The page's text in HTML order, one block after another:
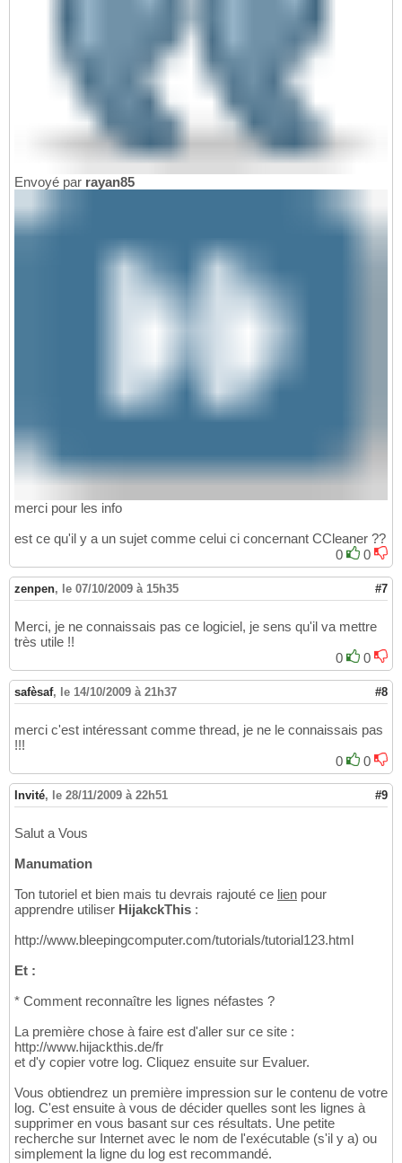
Envoyé par rayan85
merci pour les info
est ce qu'il y a un sujet comme celui ci concernant CCleaner ??
0
0
zenpen, le 07/10/2009 à 15h35 #7
Merci, je ne connaissais pas ce logiciel, je sens qu'il va mettre
très utile !!
0
0
safèsaf, le 14/10/2009 à 21h37 #8
merci c'est intéressant comme thread, je ne le connaissais pas
!!!
0
0
Invité, le 28/11/2009 à 22h51 #9
Salut a Vous
Manumation
Ton tutoriel et bien mais tu devrais rajouté ce lien pour
apprendre utiliser HijakckThis :
http://www.bleepingcomputer.com/tutorials/tutorial123.html
Et :
* Comment reconnaître les lignes néfastes ?
La première chose à faire est d'aller sur ce site :
http://www.hijackthis.de/fr
et d'y copier votre log. Cliquez ensuite sur Evaluer.
Vous obtiendrez un première impression sur le contenu de votre
log. C'est ensuite à vous de décider quelles sont les lignes à
supprimer en vous basant sur ces résultats. Une petite
recherche sur Internet avec le nom de l'exécutable (s'il y a) ou
simplement la ligne du log est recommandé.